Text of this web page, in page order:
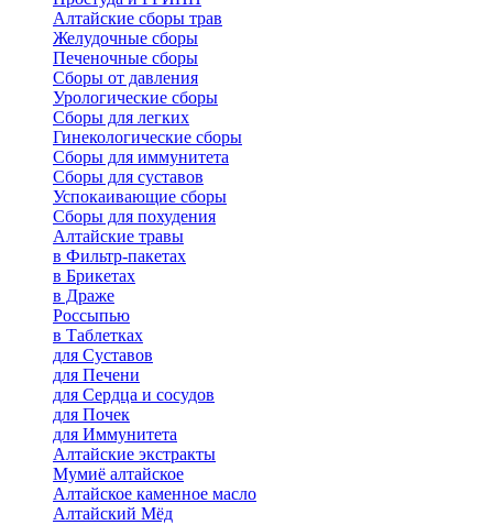
Алтайские сборы трав
Желудочные сборы
Печеночные сборы
Сборы от давления
Урологические сборы
Сборы для легких
Гинекологические сборы
Сборы для иммунитета
Сборы для суставов
Успокаивающие сборы
Сборы для похудения
Алтайские травы
в Фильтр-пакетах
в Брикетах
в Драже
Россыпью
в Таблетках
для Cуставов
для Печени
для Сердца и сосудов
для Почек
для Иммунитета
Алтайские экстракты
Мумиё алтайское
Алтайское каменное масло
Алтайский Мёд